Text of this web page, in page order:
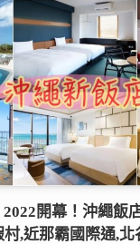
開幕！沖繩飯
,近那霸國際通,北